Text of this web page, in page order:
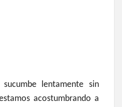
sucumbe lentamente sin
acostumbrando a